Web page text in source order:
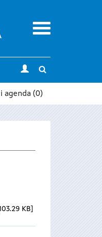
Menu
search
agenda (0)
KB